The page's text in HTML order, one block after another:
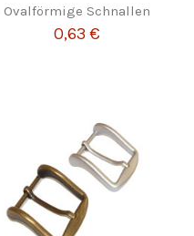
Ovalförmige Schnallen
0,63 €